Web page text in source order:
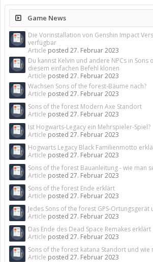
Game News
Die Vorinstallation von Genshin Impact
verfügbar
Article posted 27. Februar 2023
Du kannst Kelvin und andere NPCs in
diesem einfachen Befehl klonen
Article posted 27. Februar 2023
Wachsen Sons of the forest-Bäume nach?
Article posted 27. Februar 2023
Sons of the forest Modern Axe Standort
Article posted 27. Februar 2023
Ist Hogwarts-Legacy ein Mehrspieler-Spiel?
Article posted 27. Februar 2023
Hogwarts Legacy Black Familienmotto
Article posted 27. Februar 2023
Sons of the forest Bauanleitung - wie man
Article posted 27. Februar 2023
Sons of the forest Ende erklärt
Article posted 27. Februar 2023
Jedes Sons of the forest GPS-
Article posted 27. Februar 2023
Das Ende des Dead Space Remakes erklärt
Article posted 27. Februar 2023
Sons of the forest katana Standort und wie
Article posted 27. Februar 2023